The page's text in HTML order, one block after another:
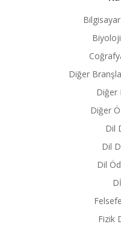
Diğer
Diğer
Diğer
Dil
Dil
Dil
Fizik